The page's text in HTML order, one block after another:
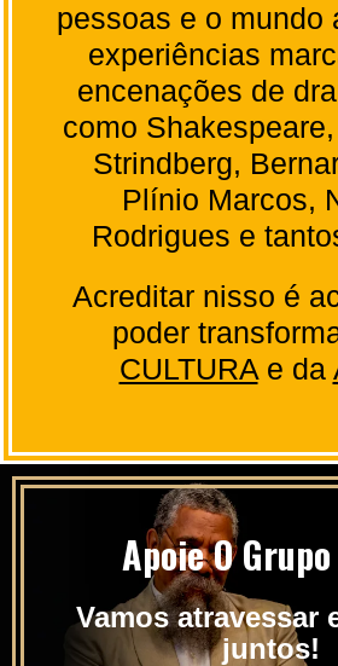
pessoas e o mundo
experiências
encenações de
como
Strindberg,
Plínio Marcos,
Rodrigues e
Acreditar nisso é
poder
CULTURAe da
Apoie O
Vamos atravessar
juntos!